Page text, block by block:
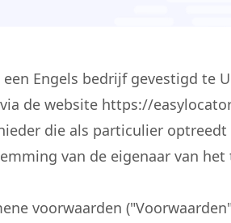
een Engels bedrijf gevestigd te
de website https://
die als particulier
van de eigenaar van
voorwaarden